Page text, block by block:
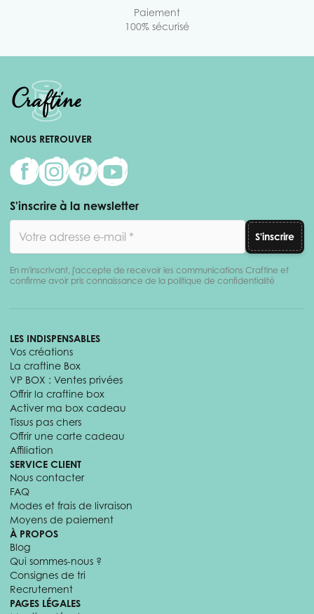
Paiement
100% sécurisé
NOUS RETROUVER
S'inscrire à la newsletter
S'inscrire
En m'inscrivant, j'accepte de recevoir les communications Craftine et
confirme avoir pris connaissance de la politique de confidentialité
LES INDISPENSABLES
Vos créations
La craftine Box
VP BOX : Ventes privées
Offrir la craftine box
Activer ma box cadeau
Tissus pas chers
Offrir une carte cadeau
Affiliation
SERVICE CLIENT
Nous contacter
FAQ
Modes et frais de livraison
Moyens de paiement
À PROPOS
Blog
Qui sommes-nous ?
Consignes de tri
Recrutement
PAGES LÉGALES